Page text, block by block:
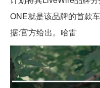
ONE就是该品牌的首款
据:官方给出。哈雷